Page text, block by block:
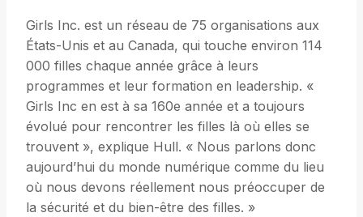
Girls Inc. est un réseau de 75 organisations aux
États-Unis et au Canada, qui touche environ 114
000 filles chaque année grâce à leurs
programmes et leur formation en leadership. «
Girls Inc en est à sa 160e année et a toujours
évolué pour rencontrer les filles là où elles se
trouvent », explique Hull. « Nous parlons donc
aujourd’hui du monde numérique comme du lieu
où nous devons réellement nous préoccuper de
la sécurité et du bien-être des filles. »